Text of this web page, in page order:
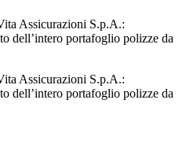
Assicurazioni S.p.A.:
dell’intero portafoglio polizze da
Assicurazioni S.p.A.:
dell’intero portafoglio polizze da